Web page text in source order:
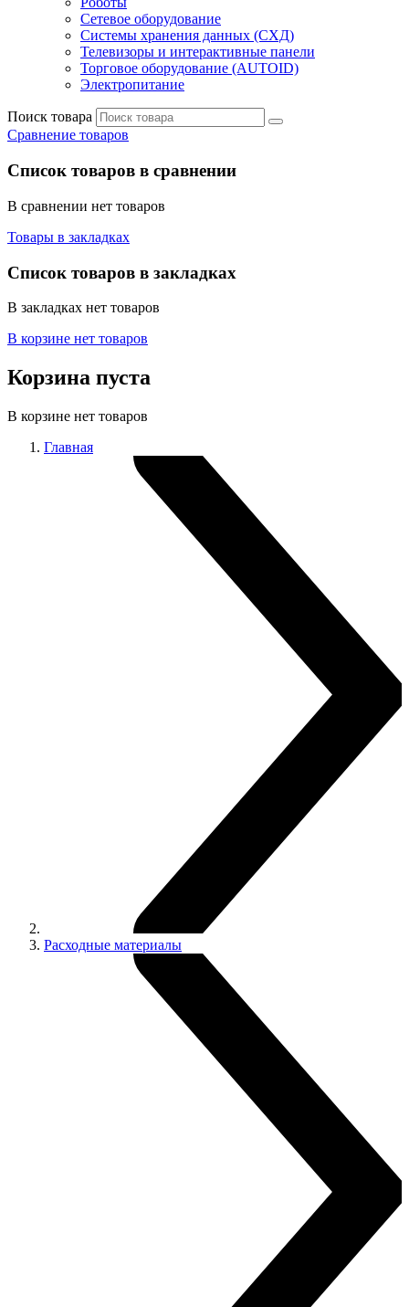
Сетевое оборудование
Системы хранения данных (СХД)
Телевизоры и интерактивные панели
Торговое оборудование (AUTOID)
Электропитание
Поиск товара
Сравнение товаров
Список товаров в сравнении
В сравнении нет товаров
Товары в закладках
Список товаров в закладках
В закладках нет товаров
В корзине нет товаров
Корзина пуста
В корзине нет товаров
Главная
Расходные материалы